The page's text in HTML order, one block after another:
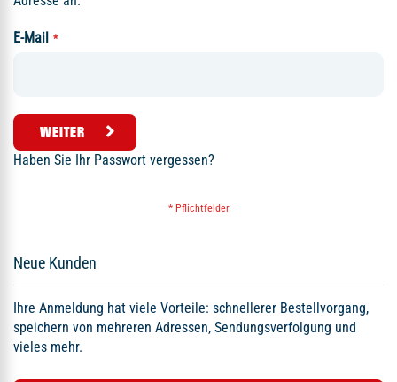
E-Mail
WEITER
Haben Sie Ihr Passwort vergessen?
Neue Kunden
Ihre Anmeldung hat viele Vorteile: schnellerer Bestellvorgang,
speichern von mehreren Adressen, Sendungsverfolgung und
vieles mehr.